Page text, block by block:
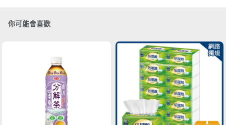
你可能會喜歡